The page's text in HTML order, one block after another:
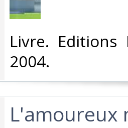
‎Livre. Editions
2004.‎
‎L'amoureux